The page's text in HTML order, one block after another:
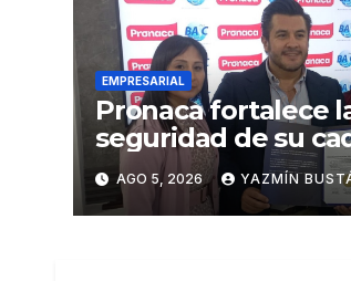
EMPRESARIAL
Pronaca fortalece
seguridad de su
suministro con
BASC en dos
AGO 5, 2026 YAZMÍN